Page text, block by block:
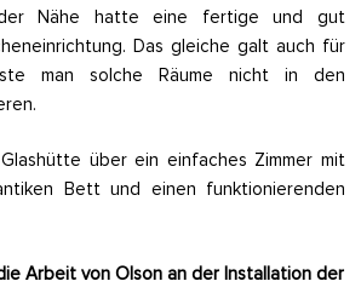
Nähe hatte eine fertige und gut
Das gleiche galt auch für
man solche Räume nicht in den
über ein einfaches Zimmer mit
Bett und einen funktionierenden
Arbeit von Olson an der Installation der